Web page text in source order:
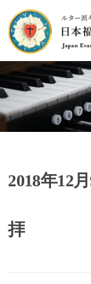
content
2018年12
拝